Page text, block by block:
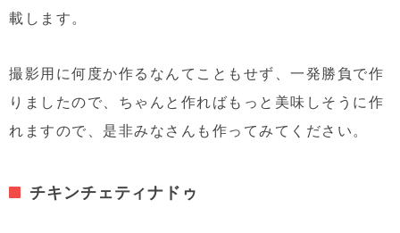
載します。
撮影用に何度か作るなんてこともせず、一発勝負で作
りましたので、ちゃんと作ればもっと美味しそうに作
れますので、是非みなさんも作ってみてください。
チキンチェティナドゥ